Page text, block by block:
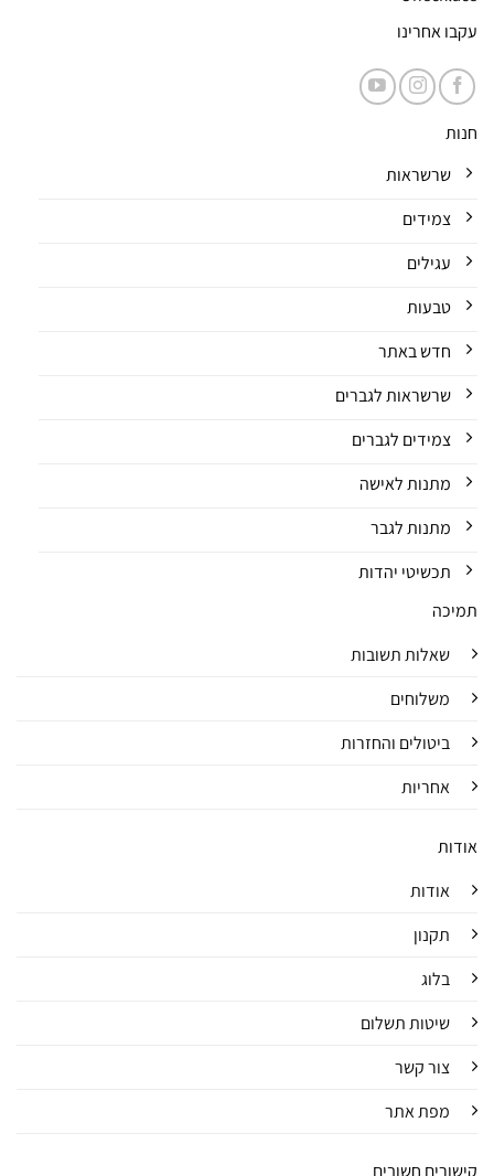
עקבו אחרינו
חנות
שרשראות
צמידים
עגילים
טבעות
חדש באתר
שרשראות לגברים
צמידים לגברים
מתנות לאישה
מתנות לגבר
תכשיטי יהדות
תמיכה
שאלות תשובות
משלוחים
ביטולים והחזרות
אחריות
אודות
אודות
תקנון
בלוג
שיטות תשלום
צור קשר
מפת אתר
קישורים חשובים